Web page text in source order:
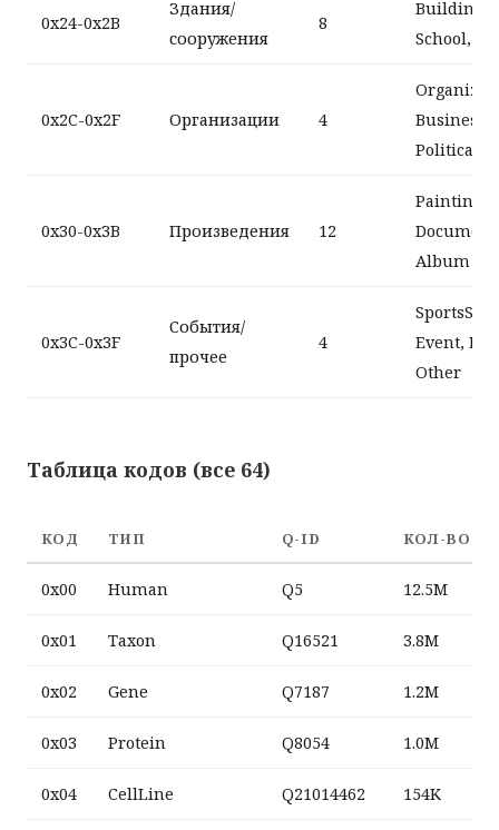
0x24-0x2B
Здания/
сооружения
8
Building,
School,
0x2C-0x2F Организации 4
Business,
0x30-0x3B Произведения 12
Painting,
Album
0x3C-0x3F
События/
прочее
4
Event,
Other
Таблица кодов (все 64)
КОД ТИП Q-ID КОЛ-ВО
0x00 Human Q5 12.5M
0x01 Taxon Q16521 3.8M
0x02 Gene Q7187 1.2M
0x03 Protein Q8054 1.0M
0x04 CellLine Q21014462 154K